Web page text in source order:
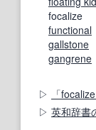
focalize
functional
gallstone
gangrene
「
英和辞書